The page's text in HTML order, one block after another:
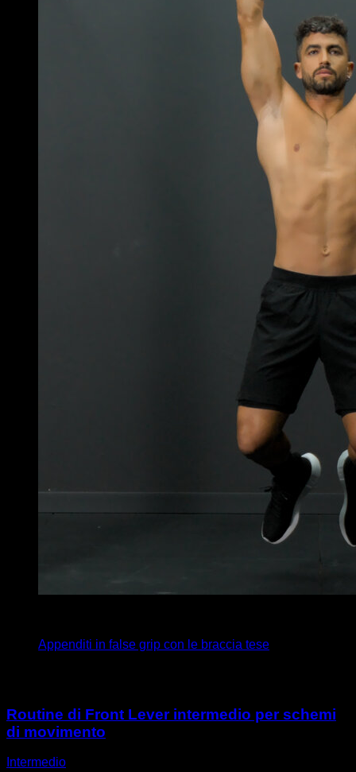
Appenditi in false grip con le braccia tese
Routine di Front Lever intermedio per schemi
di movimento
Intermedio